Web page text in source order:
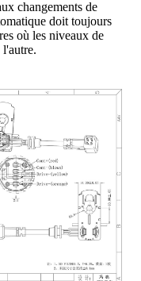
changements de
doit toujours
où les niveaux de